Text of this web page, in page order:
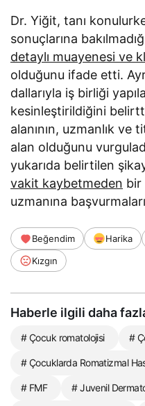
Dr. Yiğit, tanı
sonuçlarına
detaylı muayenesi ve
olduğunu ifade etti.
dallarıyla iş birliği
kesinleştirildiğini
alanının, uzmanlık
alan olduğunu
yukarıda belirtilen
vakit kaybetmeden bir
uzmanına
Beğendim Harika
Kızgın
Haberle ilgili daha
# Çocuk romatolojisi #
# Çocuklarda Romatizmal
# FMF # Juvenil